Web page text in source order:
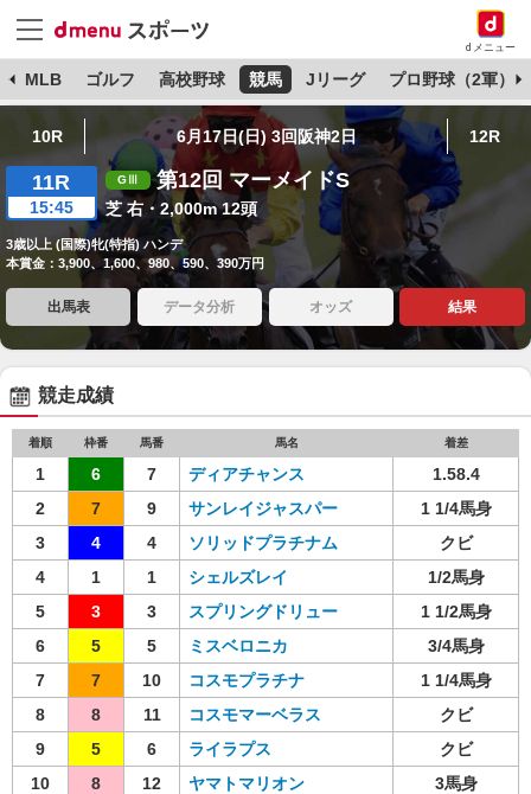
dメニュー
MLB ゴルフ 高校野球 競馬 Jリーグ プロ野球（2軍）
10R 6月17日(日) 3回阪神2日 12R
11R
15:45
第12回 マーメイドS
芝 右・2,000m 12頭
3歳以上 (国際)牝(特指) ハンデ
本賞金：3,900、1,600、980、590、390万円
出馬表 データ分析 オッズ 結果
競走成績
着順 枠番 馬番 馬名 着差
1 6 7 ディアチャンス
1.58.4
2
7 9 サンレイジャスパー
1 1/4馬身
3
4 4 ソリッドプラチナム
クビ
4
1 1 シェルズレイ
1/2馬身
5
3 3 スプリングドリュー
1 1/2馬身
6
5 5 ミスベロニカ
3/4馬身
7
7 10 コスモプラチナ
1 1/4馬身
8
8 11 コスモマーベラス
クビ
9
5 6 ライラプス
クビ
10
8 12 ヤマトマリオン
3馬身